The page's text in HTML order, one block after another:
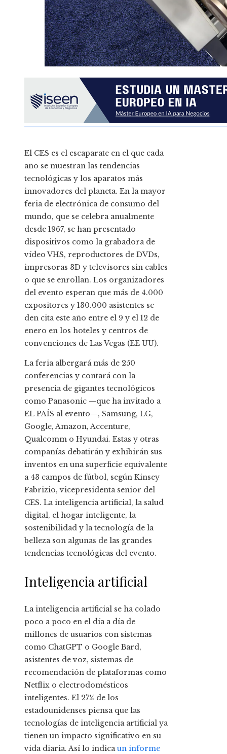
El CES es el escaparate en el que cada
año se muestran las tendencias
tecnológicas y los aparatos más
innovadores del planeta. En la mayor
feria de electrónica de consumo del
mundo, que se celebra anualmente
desde 1967, se han presentado
dispositivos como la grabadora de
vídeo VHS, reproductores de DVDs,
impresoras 3D y televisores sin cables
o que se enrollan. Los organizadores
del evento esperan que más de 4.000
expositores y 130.000 asistentes se
den cita este año entre el 9 y el 12 de
enero en los hoteles y centros de
convenciones de Las Vegas (EE UU).
La feria albergará más de 250
conferencias y contará con la
presencia de gigantes tecnológicos
como Panasonic —que ha invitado a
EL PAÍS al evento—, Samsung, LG,
Google, Amazon, Accenture,
Qualcomm o Hyundai. Estas y otras
compañías debatirán y exhibirán sus
inventos en una superficie equivalente
a 43 campos de fútbol, según Kinsey
Fabrizio, vicepresidenta senior del
CES. La inteligencia artificial, la salud
digital, el hogar inteligente, la
sostenibilidad y la tecnología de la
belleza son algunas de las grandes
tendencias tecnológicas del evento.
Inteligencia artificial
La inteligencia artificial se ha colado
poco a poco en el día a día de
millones de usuarios con sistemas
como ChatGPT o Google Bard,
asistentes de voz, sistemas de
recomendación de plataformas como
Netflix o electrodomésticos
inteligentes. El 27% de los
estadounidenses piensa que las
tecnologías de inteligencia artificial ya
tienen un impacto significativo en su
vida diaria. Así lo indicaun informe